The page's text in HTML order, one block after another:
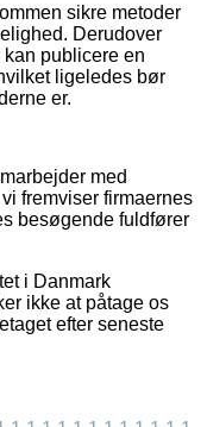
sikre metoder
Derudover
publicere en
ligeledes bør
er.
med
fremviser firmaernes
besøgende fuldfører
i Danmark
ikke at påtage os
efter seneste